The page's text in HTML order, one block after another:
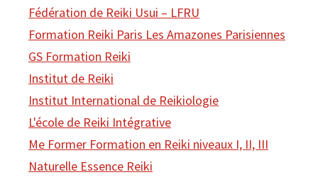
Fédération de Reiki Usui – LFRU
Formation Reiki Paris Les Amazones Parisiennes
GS Formation Reiki
Institut de Reiki
Institut International de Reikiologie
L'école de Reiki Intégrative
Me Former Formation en Reiki niveaux I, II, III
Naturelle Essence Reiki